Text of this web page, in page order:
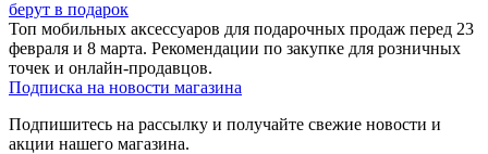
берут в подарок
Топ мобильных аксессуаров для подарочных продаж перед 23
февраля и 8 марта. Рекомендации по закупке для розничных
точек и онлайн-продавцов.
Подписка на новости магазина
Подпишитесь на рассылку и получайте свежие новости и
акции нашего магазина.